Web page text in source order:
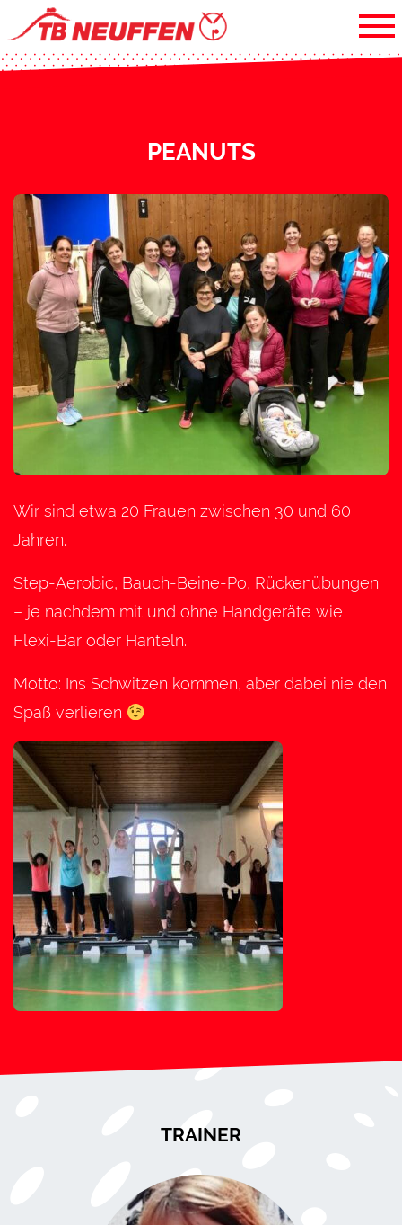
PEANUTS
Wir sind etwa 20 Frauen zwischen 30 und 60
Jahren.
Step-Aerobic, Bauch-Beine-Po, Rückenübungen
– je nachdem mit und ohne Handgeräte wie
Flexi-Bar oder Hanteln.
Motto: Ins Schwitzen kommen, aber dabei nie den
Spaß verlieren
TRAINER